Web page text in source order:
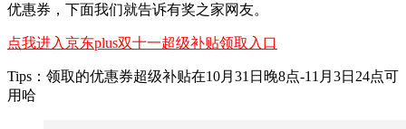
优惠券，下面我们就告诉有奖之家网友。
点我进入京东plus双十一超级补贴领取入口
Tips：领取的优惠券超级补贴在10月31日晚8点-11月3日24点可
用哈